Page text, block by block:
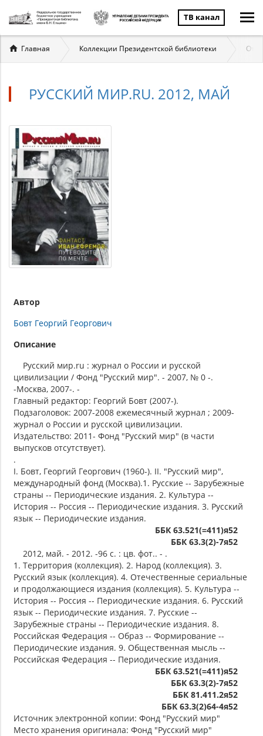
ТВ канал
Вы
здесь
Главная Коллекции Президентской библиотеки
РУССКИЙ МИР.RU. 2012, МАЙ
Автор
Бовт Георгий Георгович
Описание
Русский мир.ru : журнал о России и русской
цивилизации / Фонд "Русский мир". - 2007, № 0 -.
-Москва, 2007-. -
Главный редактор: Георгий Бовт (2007-).
Подзаголовок: 2007-2008 ежемесячный журнал ; 2009-
журнал о России и русской цивилизации.
Издательство: 2011- Фонд "Русский мир" (в части
выпусков отсутствует).
.
I. Бовт, Георгий Георгович (1960-). II. "Русский мир",
международный фонд (Москва).1. Русские -- Зарубежные
страны -- Периодические издания. 2. Культура --
История -- Россия -- Периодические издания. 3. Русский
язык -- Периодические издания.
ББК 63.521(=411)я52
ББК 63.3(2)-7я52
2012, май. - 2012. -96 с. : цв. фот.. - .
1. Территория (коллекция). 2. Народ (коллекция). 3.
Русский язык (коллекция). 4. Отечественные сериальные
и продолжающиеся издания (коллекция). 5. Культура --
История -- Россия -- Периодические издания. 6. Русский
язык -- Периодические издания. 7. Русские --
Зарубежные страны -- Периодические издания. 8.
Российская Федерация -- Образ -- Формирование --
Периодические издания. 9. Общественная мысль --
Российская Федерация -- Периодические издания.
ББК 63.521(=411)я52
ББК 63.3(2)-7я52
ББК 81.411.2я52
ББК 63.3(2)64-4я52
Источник электронной копии: Фонд "Русский мир"
Место хранения оригинала: Фонд "Русский мир"